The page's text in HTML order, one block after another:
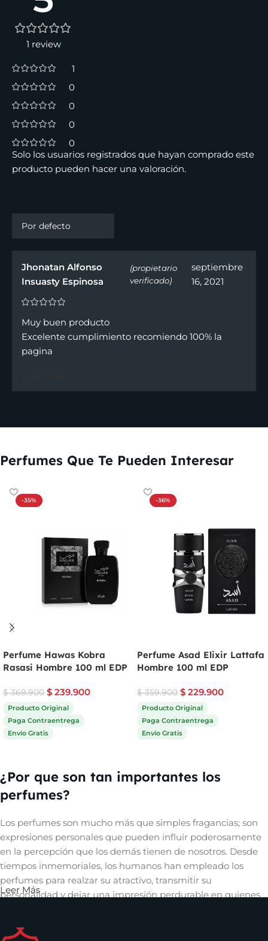
1 review
1
0
0
0
0
Jhonatan Alfonso
Insuasty Espinosa
(propietario
verificado)
septiembre
16, 2021
Muy buen producto
Excelente cumplimiento recomiendo 100% la
pagina
Solo los usuarios registrados que hayan comprado este
producto pueden hacer una valoración.
Perfumes Que Te Pueden Interesar
-35%
Perfume Hawas Kobra
Rasasi Hombre 100 ml EDP
$369.900 $ 239.900
Producto Original
Paga Contraentrega
Envío Gratis
-36%
Perfume Asad Elixir Lattafa
Hombre 100 ml EDP
$359.900 $ 229.900
Producto Original
Paga Contraentrega
Envío Gratis
¿Por que son tan importantes los
perfumes?
Los perfumes son mucho más que simples fragancias; son
expresiones personales que pueden influir poderosamente
en la percepción que los demás tienen de nosotros. Desde
tiempos inmemoriales, los humanos han empleado los
perfumes para realzar su atractivo, transmitir su
personalidad y dejar una impresión perdurable en quienes
quienes nos rodean, convirtiéndose así en una herramienta
Leer Más